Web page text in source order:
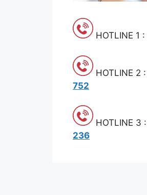
HOTLINE 1 :
HOTLINE 2 :
752
HOTLINE 3 :
236